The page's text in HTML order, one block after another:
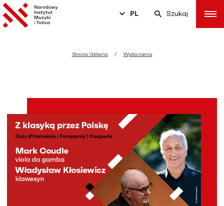
PL Szukaj
Strona Główna Wydarzenia